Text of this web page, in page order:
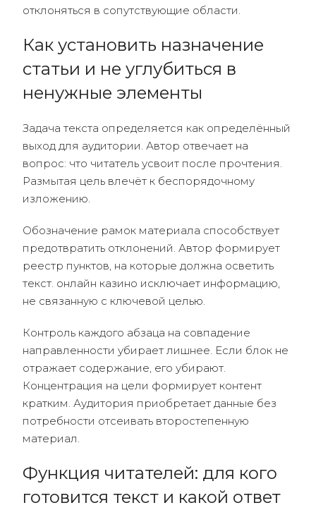
отклоняться в сопутствующие области.
Как установить назначение
статьи и не углубиться в
ненужные элементы
Задача текста определяется как определённый
выход для аудитории. Автор отвечает на
вопрос: что читатель усвоит после прочтения.
Размытая цель влечёт к беспорядочному
изложению.
Обозначение рамок материала способствует
предотвратить отклонений. Автор формирует
реестр пунктов, на которые должна осветить
текст. онлайн казино исключает информацию,
не связанную с ключевой целью.
Контроль каждого абзаца на совпадение
направленности убирает лишнее. Если блок не
отражает содержание, его убирают.
Концентрация на цели формирует контент
кратким. Аудитория приобретает данные без
потребности отсеивать второстепенную
материал.
Функция читателей: для кого
готовится текст и какой ответ